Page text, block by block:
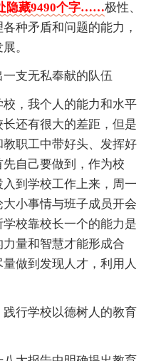
藏9490个字……极性、
种矛盾和问题的能力，
。
支无私奉献的队伍
，我个人的能力和水平
还有很大的差距，但是
职工中带好头、发挥好
自己要做到，作为校
到学校工作上来，周一
小事情与班子成员开会
校靠校长一个的能力是
量和智慧才能形成合
做到发现人才，利用人
行学校以德树人的教育